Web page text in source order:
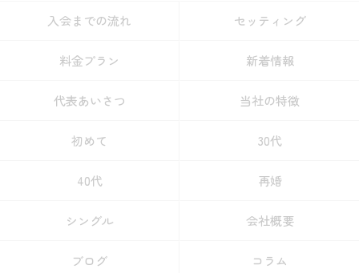
入会までの流れ セッティング
料金プラン 新着情報
代表あいさつ 当社の特徴
初めて 30代
40代 再婚
シングル 会社概要
ブログ コラム